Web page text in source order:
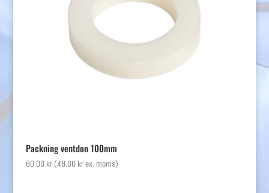
Packning ventdon 100mm
60.00 kr (48.00 krex. moms)